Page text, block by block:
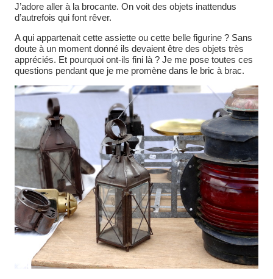
J’adore aller à la brocante. On voit des objets inattendus
d’autrefois qui font rêver.
A qui appartenait cette assiette ou cette belle figurine ? Sans
doute à un moment donné ils devaient être des objets très
appréciés. Et pourquoi ont-ils fini là ? Je me pose toutes ces
questions pendant que je me promène dans le bric à brac.